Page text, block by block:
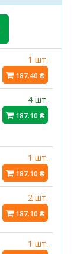
1 шт.
187.40 ₴
4 шт.
187.10 ₴
1 шт.
187.10 ₴
2 шт.
187.10 ₴
1 шт.